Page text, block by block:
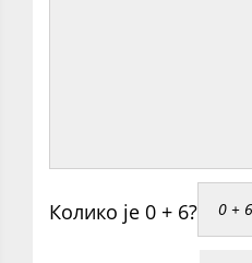
Колико је 0 + 6?